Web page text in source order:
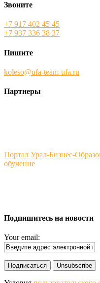
Звоните
+7 917 402 45 45
+7 937 336 38 37
Пишите
koleso@ufa-team-ufa.ru
Партнеры
Портал Урал-Бизнес-
обучение
Подпишитесь на новости
Your email: